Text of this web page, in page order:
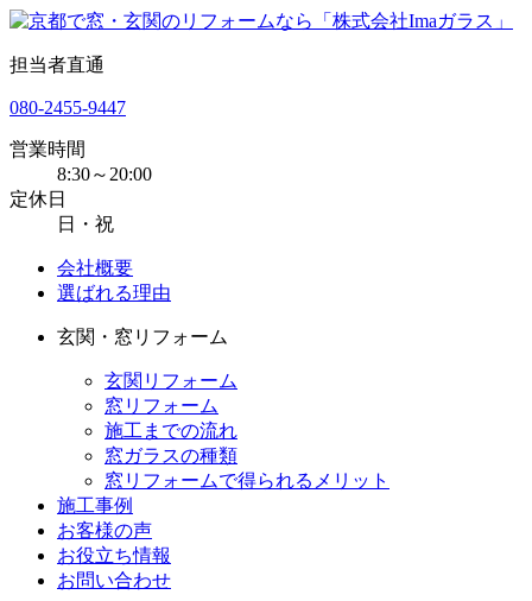
担当者直通
080-2455-9447
営業時間
8:30～20:00
定休日
日・祝
会社概要
選ばれる理由
玄関・窓リフォーム
玄関リフォーム
窓リフォーム
施工までの流れ
窓ガラスの種類
窓リフォームで得られるメリット
施工事例
お客様の声
お役立ち情報
お問い合わせ